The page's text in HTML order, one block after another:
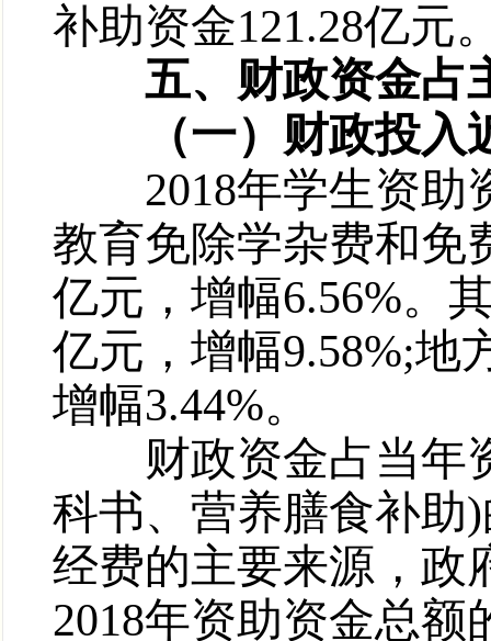
补助资金121.28亿元
五、财政资金占
（一）财政投入近
2018年学生资助资
教育免除学杂费和免
亿元，增幅6.56%。
亿元，增幅9.58%;地
增幅3.44%。
财政资金占当年资
科书、营养膳食补助
经费的主要来源，政
2018年资助资金总额